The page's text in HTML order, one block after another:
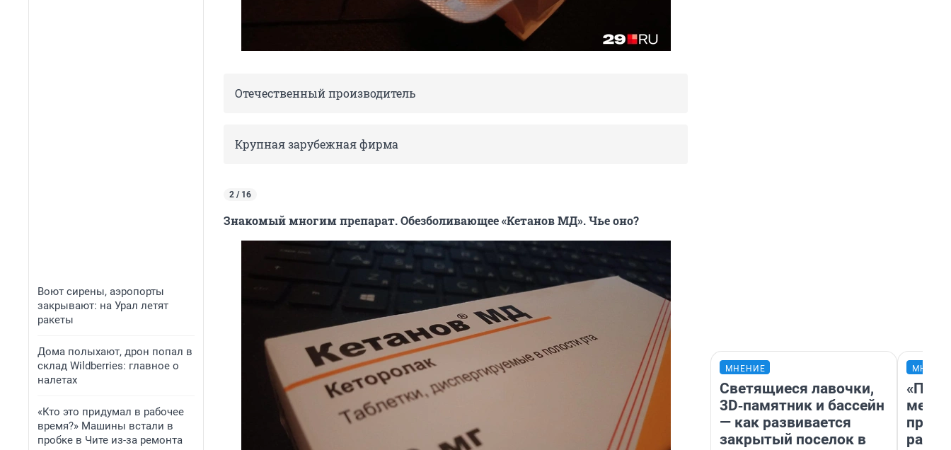
Воют сирены, аэропорты
закрывают: на Урал летят
ракеты
Дома полыхают, дрон попал в
склад Wildberries: главное о
налетах
«Кто это придумал в рабочее
время?» Машины встали в
пробке в Чите из-за ремонта
Отечественный производитель
Крупная зарубежная фирма
2 / 16
Знакомый многим препарат. Обезболивающее «Кетанов МД». Чье оно?
МНЕНИЕ
Светящиеся лавочки,
3D‑памятник и бассейн
— как развивается
закрытый поселок в